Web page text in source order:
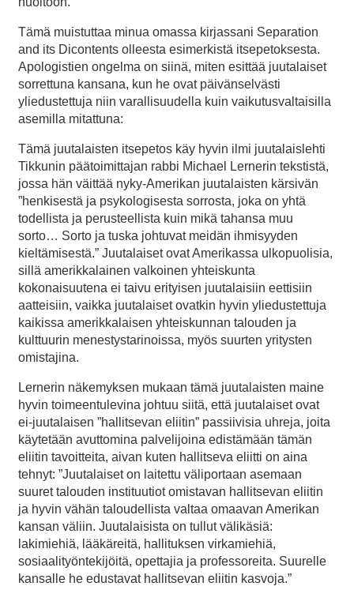
Tämä muistuttaa minua omassa kirjassani Separation
and its Dicontents olleesta esimerkistä itsepetoksesta.
Apologistien ongelma on siinä, miten esittää juutalaiset
sorrettuna kansana, kun he ovat päivänselvästi
yliedustettuja niin varallisuudella kuin vaikutusvaltaisilla
asemilla mitattuna:
Tämä juutalaisten itsepetos käy hyvin ilmi juutalaislehti
Tikkunin päätoimittajan rabbi Michael Lernerin tekstistä,
jossa hän väittää nyky-Amerikan juutalaisten kärsivän
”henkisestä ja psykologisesta sorrosta, joka on yhtä
todellista ja perusteellista kuin mikä tahansa muu
sorto… Sorto ja tuska johtuvat meidän ihmisyyden
kieltämisestä.” Juutalaiset ovat Amerikassa ulkopuolisia,
sillä amerikkalainen valkoinen yhteiskunta
kokonaisuutena ei taivu erityisen juutalaisiin eettisiin
aatteisiin, vaikka juutalaiset ovatkin hyvin yliedustettuja
kaikissa amerikkalaisen yhteiskunnan talouden ja
kulttuurin menestystarinoissa, myös suurten yritysten
omistajina.
Lernerin näkemyksen mukaan tämä juutalaisten maine
hyvin toimeentulevina johtuu siitä, että juutalaiset ovat
ei-juutalaisen ”hallitsevan eliitin” passiivisia uhreja, joita
käytetään avuttomina palvelijoina edistämään tämän
eliitin tavoitteita, aivan kuten hallitseva eliitti on aina
tehnyt: ”Juutalaiset on laitettu väliportaan asemaan
suuret talouden instituutiot omistavan hallitsevan eliitin
ja hyvin vähän taloudellista valtaa omaavan Amerikan
kansan väliin. Juutalaisista on tullut välikäsiä:
lakimiehiä, lääkäreitä, hallituksen virkamiehiä,
sosiaalityöntekijöitä, opettajia ja professoreita. Suurelle
kansalle he edustavat hallitsevan eliitin kasvoja.”